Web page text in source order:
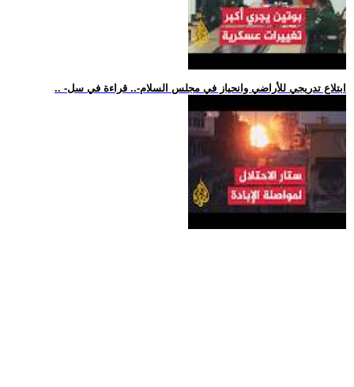
.. -ابتلاع تدريجي للأراضي وانحياز في مجلس السلام-.. قراءة في سل